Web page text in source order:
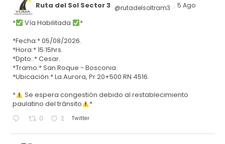
Ruta del Sol Sector 3 @rutadelsoltram3 · 5 Ago
* Vía Habilitada
*
*Fecha:* 05/08/2026.
*Hora:* 15:15hrs.
*Dpto.:* Cesar.
*Tramo:* San Roque - Bosconia.
*Ubicación:* La Aurora, Pr 20+500 RN 4516.
*
Se espera congestión debido al restablecimiento
paulatino del tránsito
*
0 2 Twitter